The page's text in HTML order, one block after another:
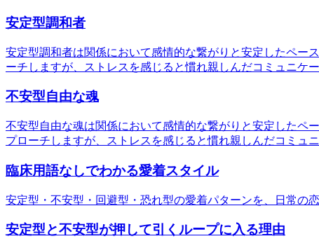
安定型調和者
安定型調和者は関係において感情的な繋がりと安定したペー
ーチしますが、ストレスを感じると慣れ親しんだコミュニケ
不安型自由な魂
不安型自由な魂は関係において感情的な繋がりと安定したペ
プローチしますが、ストレスを感じると慣れ親しんだコミュ
臨床用語なしでわかる愛着スタイル
安定型・不安型・回避型・恐れ型の愛着パターンを、日常の
安定型と不安型が押して引くループに入る理由